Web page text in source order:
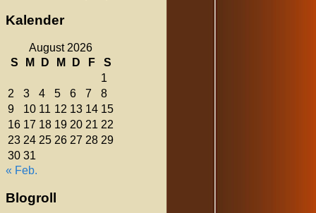
Kalender
August 2026
S
M D M D F
S
1
2
3 4 5 6 7
8
9
10 11 12 13 14 15
16 17 18 19 20 21 22
23 24 25 26 27 28 29
30 31
« Feb.
Blogroll